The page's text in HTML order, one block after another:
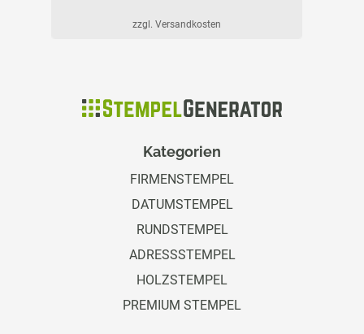
zzgl. Versandkosten
Kategorien
FIRMENSTEMPEL
DATUMSTEMPEL
RUNDSTEMPEL
ADRESSSTEMPEL
HOLZSTEMPEL
PREMIUM STEMPEL